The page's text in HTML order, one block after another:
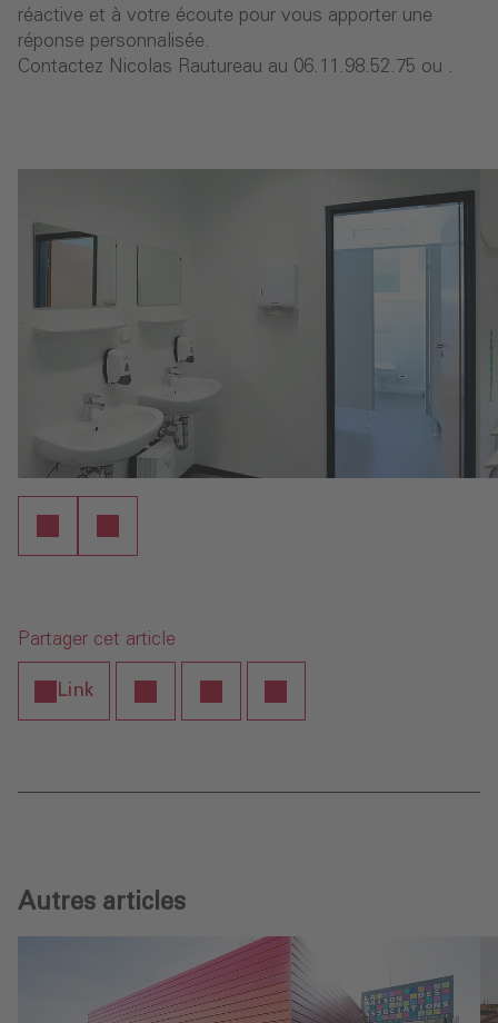
réactive et à votre écoute pour vous apporter une
réponse personnalisée.
Contactez Nicolas Rautureau au 06.11.98.52.75 ou .
Partager cet article
Link
Autres articles